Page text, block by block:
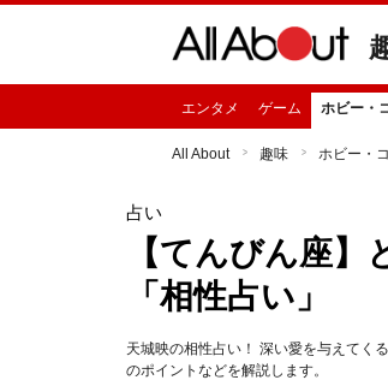
エンタメ ゲーム ホビー・
All About 趣味 ホビー・
占い
【てんびん座
「相性占い」
天城映の相性占い！ 深い愛を与えてく
のポイントなどを解説します。